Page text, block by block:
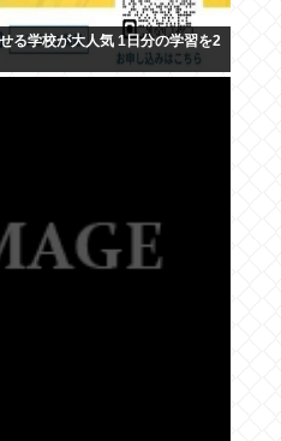
る学校が大人気 1日分の学習を2